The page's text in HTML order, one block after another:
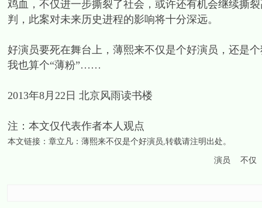
鸡血，不仅进一步撕裂了社会，或许还有机会继续撕
判，此案对未来历史进程的影响将十分深远。
好演员要死在舞台上，薄熙来不仅是个好演员，还是
我也算个“薄粉”……
2013年8月22日 北京风雨读书楼
注：本文仅代表作者本人观点
本文链接： 章立凡：薄熙来不仅是个好演员,转载请注明出处。
演员 不仅